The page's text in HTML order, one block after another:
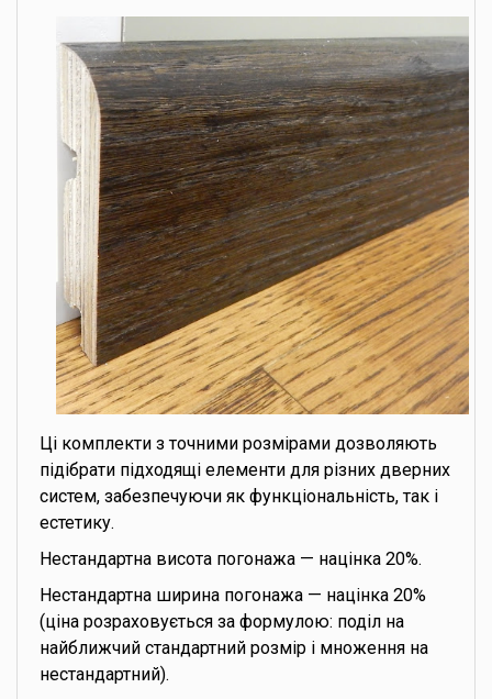
Ці комплекти з точними розмірами дозволяють
підібрати підходящі елементи для різних дверних
систем, забезпечуючи як функціональність, так і
естетику.
Нестандартна висота погонажа — націнка 20%.
Нестандартна ширина погонажа — націнка 20%
(ціна розраховується за формулою: поділ на
найближчий стандартний розмір і множення на
нестандартний).